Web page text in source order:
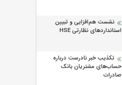
نشست هم‌افزایی و تبیین
استانداردهای نظارتی HSE
تکذیب خبر نادرست درباره
حساب‌های مشتریان بانک
صادرات